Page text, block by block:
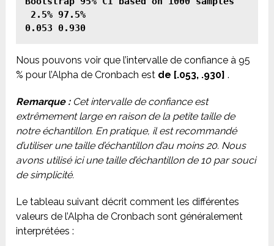
2.5% 97.5%
Nous pouvons voir que l’intervalle de confiance à 95
% pour l’Alpha de Cronbach est de [.053, .930] .
Remarque :Cet intervalle de confiance est
extrêmement large en raison de la petite taille de
notre échantillon. En pratique, il est recommandé
d’utiliser une taille d’échantillon d’au moins 20. Nous
avons utilisé ici une taille d’échantillon de 10 par souci
de simplicité.
Le tableau suivant décrit comment les différentes
valeurs de l’Alpha de Cronbach sont généralement
interprétées :